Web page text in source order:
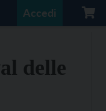
Accedi
delle